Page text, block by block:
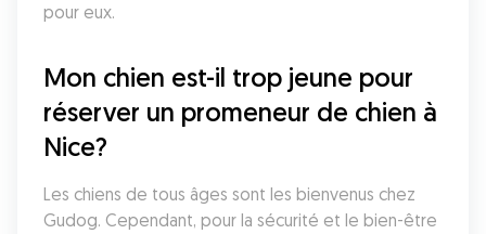
pour eux.
Mon chien est-il trop jeune pour
réserver un promeneur de chien à
Nice?
Les chiens de tous âges sont les bienvenus chez
Gudog. Cependant, pour la sécurité et le bien-être